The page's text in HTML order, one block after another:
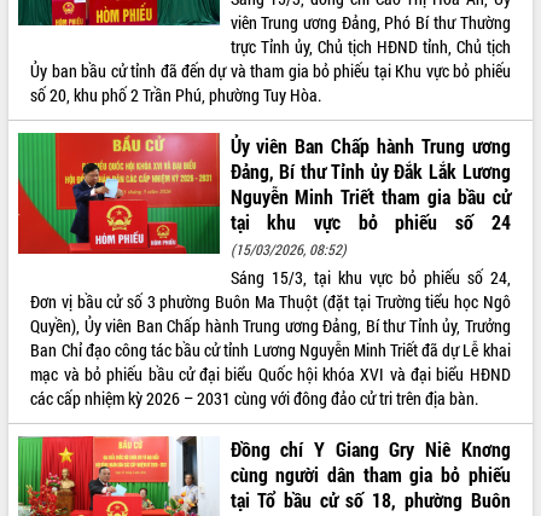
viên Trung ương Đảng, Phó Bí thư Thường
trực Tỉnh ủy, Chủ tịch HĐND tỉnh, Chủ tịch
Ủy ban bầu cử tỉnh đã đến dự và tham gia bỏ phiếu tại Khu vực bỏ phiếu
số 20, khu phố 2 Trần Phú, phường Tuy Hòa.
Ủy viên Ban Chấp hành Trung ương
Đảng, Bí thư Tỉnh ủy Đắk Lắk Lương
Nguyễn Minh Triết tham gia bầu cử
tại khu vực bỏ phiếu số 24
(15/03/2026, 08:52)
Sáng 15/3, tại khu vực bỏ phiếu số 24,
Đơn vị bầu cử số 3 phường Buôn Ma Thuột (đặt tại Trường tiểu học Ngô
Quyền), Ủy viên Ban Chấp hành Trung ương Đảng, Bí thư Tỉnh ủy, Trưởng
Ban Chỉ đạo công tác bầu cử tỉnh Lương Nguyễn Minh Triết đã dự Lễ khai
mạc và bỏ phiếu bầu cử đại biểu Quốc hội khóa XVI và đại biểu HĐND
các cấp nhiệm kỳ 2026 – 2031 cùng với đông đảo cử tri trên địa bàn.
Đồng chí Y Giang Gry Niê Knơng
cùng người dân tham gia bỏ phiếu
tại Tổ bầu cử số 18, phường Buôn